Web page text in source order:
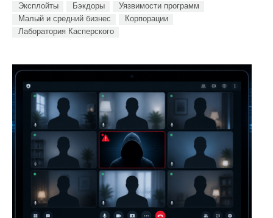
Эксплойты Бэкдоры
Уязвимости программ
Малый и средний бизнес
Корпорации
Лаборатория Касперского